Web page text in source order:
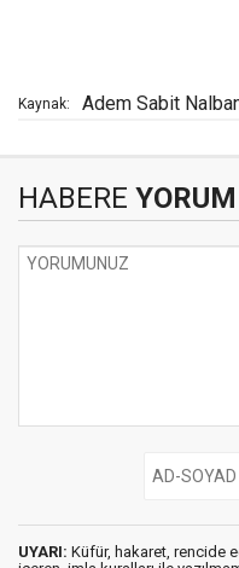
Kaynak: Adem Sabit
HABERE
UYARI: Küfür, hakaret, rencide